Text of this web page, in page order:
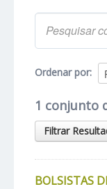
Ordenar por
1 conjunto
Filtrar
BOLSISTAS